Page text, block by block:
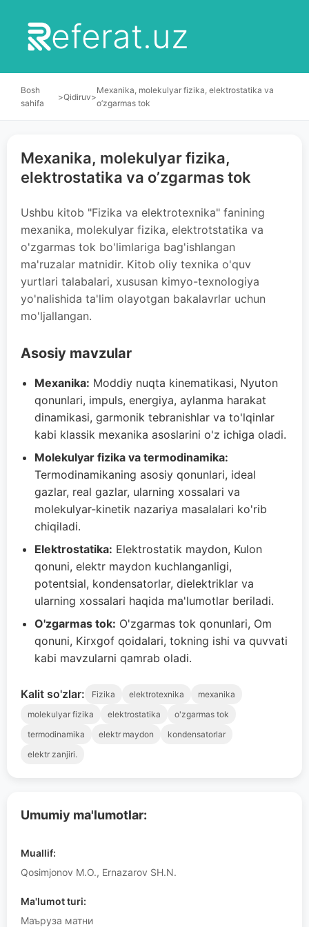
eferat.uz
Bosh
sahifa
>Qidiruv>
Mexanika, molekulyar fizika, elektrostatika va
o’zgarmas tok
Umumiy ma'lumotlar:
Muallif:
Qosimjonov M.O., Ernazarov SH.N.
Ma'lumot turi:
Маъруза матни
Mexanika, molekulyar fizika,
elektrostatika va o’zgarmas tok
Ushbu kitob "Fizika va elektrotexnika" fanining
mexanika, molekulyar fizika, elektrotstatika va
o'zgarmas tok bo'limlariga bag'ishlangan
ma'ruzalar matnidir. Kitob oliy texnika o'quv
yurtlari talabalari, xususan kimyo-texnologiya
yo'nalishida ta'lim olayotgan bakalavrlar uchun
mo'ljallangan.
Asosiy mavzular
Mexanika: Moddiy nuqta kinematikasi, Nyuton
qonunlari, impuls, energiya, aylanma harakat
dinamikasi, garmonik tebranishlar va to'lqinlar
kabi klassik mexanika asoslarini o'z ichiga oladi.
Molekulyar fizika va termodinamika:
Termodinamikaning asosiy qonunlari, ideal
gazlar, real gazlar, ularning xossalari va
molekulyar-kinetik nazariya masalalari ko'rib
chiqiladi.
Elektrostatika: Elektrostatik maydon, Kulon
qonuni, elektr maydon kuchlanganligi,
potentsial, kondensatorlar, dielektriklar va
ularning xossalari haqida ma'lumotlar beriladi.
O'zgarmas tok: O'zgarmas tok qonunlari, Om
qonuni, Kirxgof qoidalari, tokning ishi va quvvati
kabi mavzularni qamrab oladi.
Kalit so'zlar: Fizika elektrotexnika
mexanika
molekulyar fizika
elektrostatika
o'zgarmas tok
termodinamika
elektr maydon
kondensatorlar
elektr zanjiri.